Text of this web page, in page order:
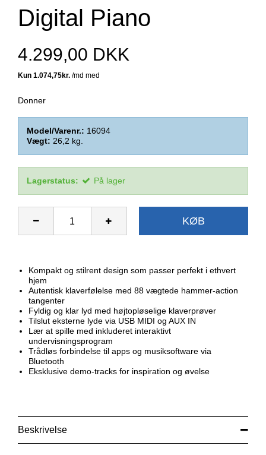
Digital Piano
4.299,00 DKK
Donner
Model/Varenr.: 16094
Vægt: 26,2 kg.
Lagerstatus: På lager
KØB
Kompakt og stilrent design som passer perfekt i ethvert
hjem
Autentisk klaverfølelse med 88 vægtede hammer-action
tangenter
Fyldig og klar lyd med højtopløselige klaverprøver
Tilslut eksterne lyde via USB MIDI og AUX IN
Lær at spille med inkluderet interaktivt
undervisningsprogram
Trådløs forbindelse til apps og musiksoftware via
Bluetooth
Eksklusive demo-tracks for inspiration og øvelse
Beskrivelse